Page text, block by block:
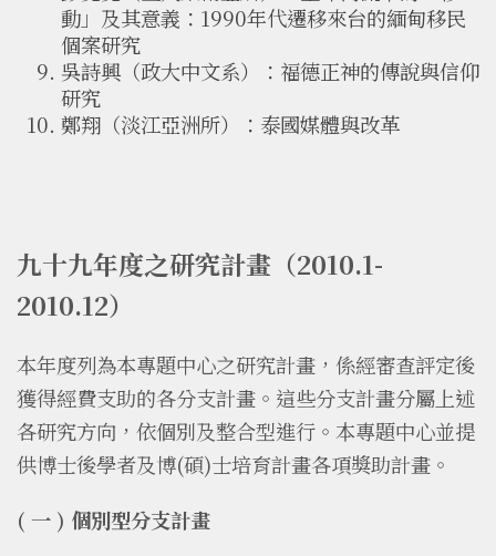
動」及其意義：1990年代遷移來台的緬甸移民
個案研究
吳詩興（政大中文系）：福德正神的傳說與信仰
研究
鄭翔（淡江亞洲所）：泰國媒體與改革
九十九年度之研究計畫（2010.1-
2010.12）
本年度列為本專題中心之研究計畫，係經審查評定後
獲得經費支助的各分支計畫。這些分支計畫分屬上述
各研究方向，依個別及整合型進行。本專題中心並提
供博士後學者及博(碩)士培育計畫各項獎助計畫。
( 一 ) 個別型分支計畫